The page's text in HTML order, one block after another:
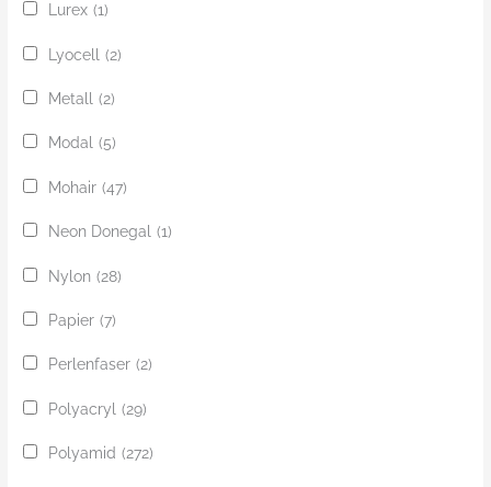
Lurex (1)
Lyocell (2)
Metall (2)
Modal (5)
Mohair (47)
Neon Donegal (1)
Nylon (28)
Papier (7)
Perlenfaser (2)
Polyacryl (29)
Polyamid (272)